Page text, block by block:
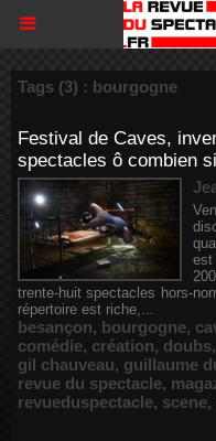
Tags (3) : bourgogne
Festival de Caves,
spectacles ô combien
trente-huit spectacles hors-
répertoire est riche,...
besançon, bourgogne,
comédie, création, doubs,
gil chauveau, guillaume
revue du spectacle,
revueduspectacle, scene,